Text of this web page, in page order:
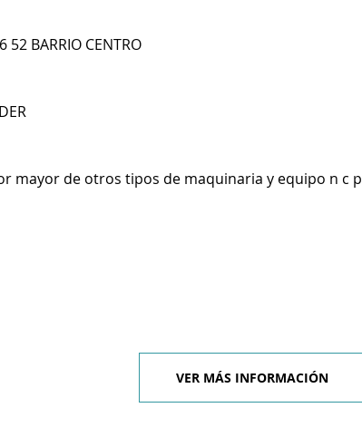
52 BARRIO CENTRO
mayor de otros tipos de maquinaria y equipo n c p
VER MÁS INFORMACIÓN